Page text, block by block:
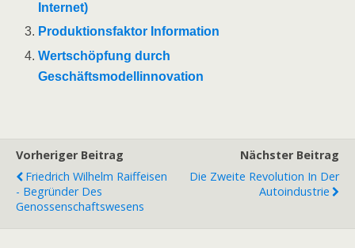
Internet)
Produktionsfaktor Information
Wertschöpfung durch
Geschäftsmodellinnovation
Vorheriger Beitrag
Friedrich Wilhelm Raiffeisen
- Begründer Des
Genossenschaftswesens
Nächster Beitrag
Die Zweite Revolution In Der
Autoindustrie